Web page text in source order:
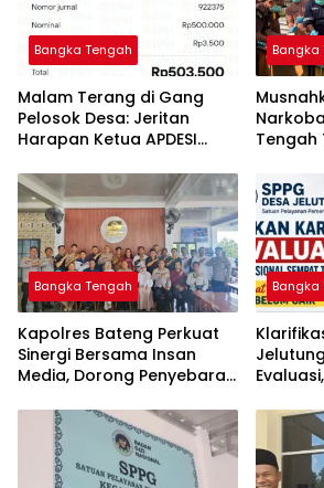
Bangka Tengah
Malam Terang di Gang
Pelosok Desa: Jeritan
Harapan Ketua APDESI
Babel
Bangka
Tengah
Bangka Tengah
‎Kapolres Bateng Perkuat
Sinergi Bersama Insan
Media, Dorong Penyebaran
Layanan Polri 110
Bangka
Dana